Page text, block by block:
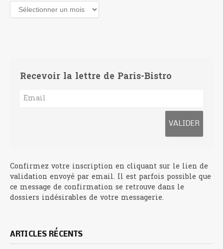
Archives
Recevoir la lettre de Paris-Bistro
Confirmez votre inscription en cliquant sur le lien de
validation envoyé par email. Il est parfois possible que
ce message de confirmation se retrouve dans le
dossiers indésirables de votre messagerie.
ARTICLES RÉCENTS